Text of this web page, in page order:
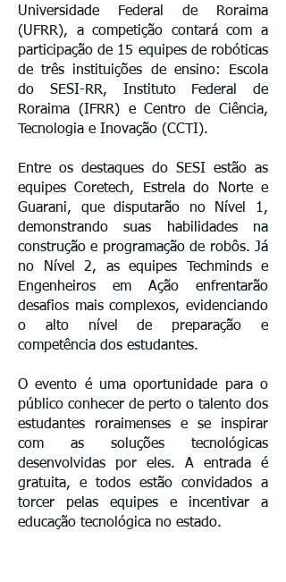
Universidade Federal de Roraima
(UFRR), a competição contará com a
participação de 15 equipes de robóticas
de três instituições de ensino: Escola
do SESI-RR, Instituto Federal de
Roraima (IFRR) e Centro de Ciência,
Tecnologia e Inovação (CCTI).
Entre os destaques do SESI estão as
equipes Coretech, Estrela do Norte e
Guarani, que disputarão no Nível 1,
demonstrando suas habilidades na
construção e programação de robôs. Já
no Nível 2, as equipes Techminds e
Engenheiros em Ação enfrentarão
desafios mais complexos, evidenciando
o alto nível de preparação e
competência dos estudantes.
O evento é uma oportunidade para o
público conhecer de perto o talento dos
estudantes roraimenses e se inspirar
com as soluções tecnológicas
desenvolvidas por eles. A entrada é
gratuita, e todos estão convidados a
torcer pelas equipes e incentivar a
educação tecnológica no estado.